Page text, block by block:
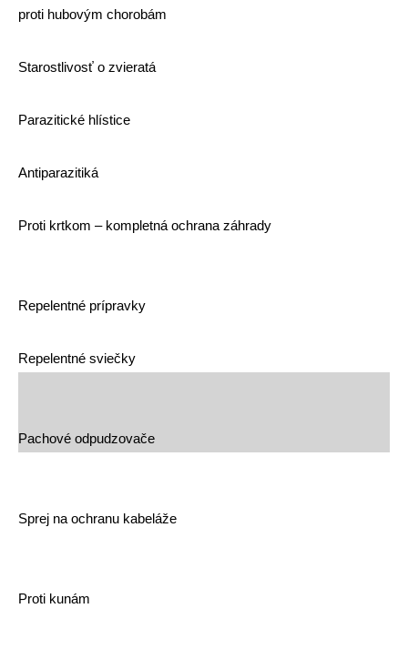
proti hubovým chorobám
Starostlivosť o zvieratá
Parazitické hlístice
Antiparazitiká
Proti krtkom – kompletná ochrana záhrady
Repelentné prípravky
Repelentné sviečky
Pachové odpudzovače
Sprej na ochranu kabeláže
Proti kunám